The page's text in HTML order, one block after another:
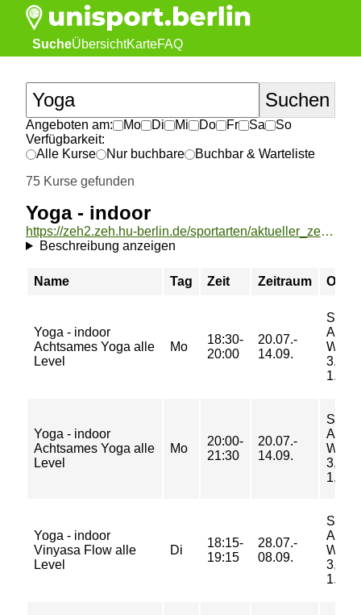
SucheÜbersichtKarteFAQ
Angeboten am: Mo Di Mi Do Fr Sa
So
Verfügbarkeit:
Alle Kurse
Nur buchbare
Buchbar & Warteliste
75 Kurse gefunden
Yoga - indoor
https://zeh2.zeh.hu-berlin.de/sportarten/aktueller_zeitraum/_Yoga_-_indoor.html
Beschreibung anzeigen
Name Tag Zeit Zeitraum Ort
Yoga - indoor
Achtsames Yoga alle
Level
Mo
18:30-
20:00
20.07.-
14.09.
Am
3,
Yoga - indoor
Achtsames Yoga alle
Level
Mo
20:00-
21:30
20.07.-
14.09.
Am
3,
Yoga - indoor
Vinyasa Flow alle
Level
Di
18:15-
19:15
28.07.-
08.09.
Am
3,